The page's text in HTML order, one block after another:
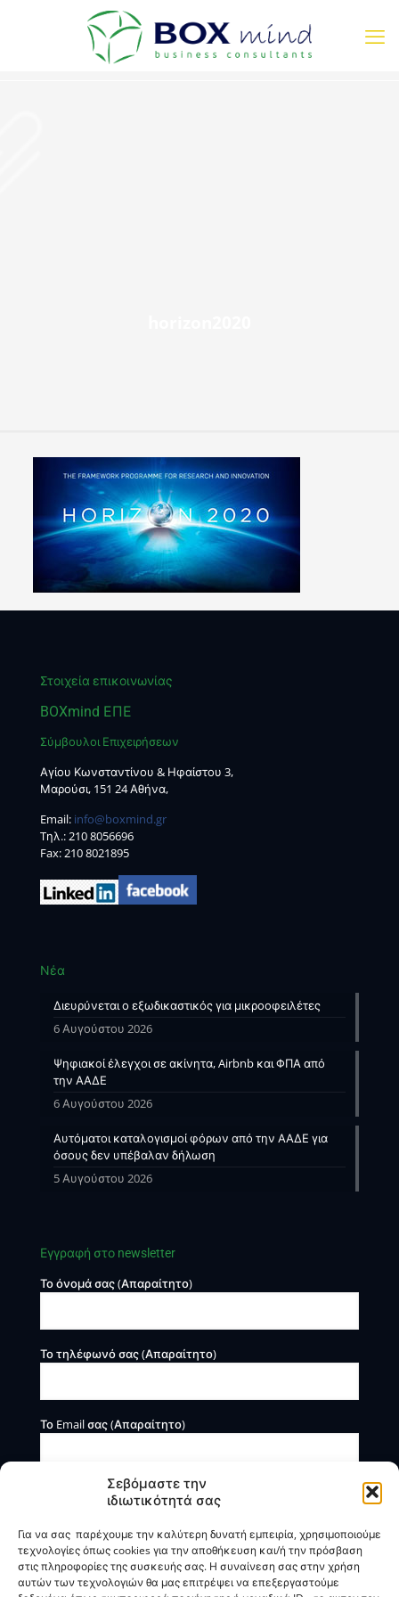
Σεβόμαστε την
ιδιωτικότητά σας
Για να σας παρέχουμε την καλύτερη δυνατή εμπειρία, χρησιμοποιούμε
τεχνολογίες όπως cookies για την αποθήκευση και/ή την πρόσβαση
στις πληροφορίες της συσκευής σας. Η συναίνεση σας στην χρήση
αυτών των τεχνολογιών θα μας επιτρέψει να επεξεργαστούμε
Στοιχεία επικοινωνίας
BOXmind ΕΠΕ
Σύμβουλοι Επιχειρήσεων
Αγίου Κωνσταντίνου & Ηφαίστου 3,
Μαρούσι, 151 24 Αθήνα,
Email: info@boxmind.gr
Tηλ.:210 8056696
Fax: 210 8021895
Νέα
Διευρύνεται ο εξωδικαστικός για μικροοφειλέτες
6 Αυγούστου 2026
Ψηφιακοί έλεγχοι σε ακίνητα, Airbnb και ΦΠΑ από
την ΑΑΔΕ
6 Αυγούστου 2026
Αυτόματοι καταλογισμοί φόρων από την ΑΑΔΕ για
όσους δεν υπέβαλαν δήλωση
5 Αυγούστου 2026
Εγγραφή στο newsletter
Το όνομά σας (Απαραίτητο)
Το τηλέφωνό σας (Απαραίτητο)
Το Email σας (Απαραίτητο)
Η BOXmind παρέχει πληροφοριακές και συμβουλευτικές